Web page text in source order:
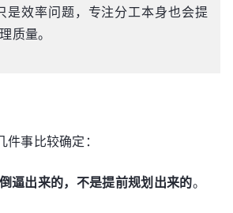
是效率问题，专注分工本身也会提
质量。
事比较确定：
逼出来的，不是提前规划出来的。